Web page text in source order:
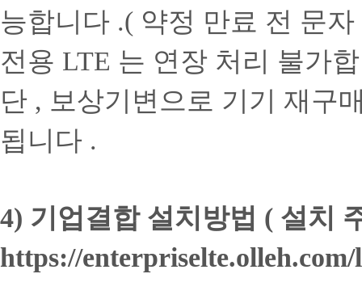
능합니다 .( 약정 만료 전 문
전용 LTE 는 연장 처리 불가
단 , 보상기변으로 기기 재구
됩니다 .
4) 기업결합 설치방법 ( 설치
https://